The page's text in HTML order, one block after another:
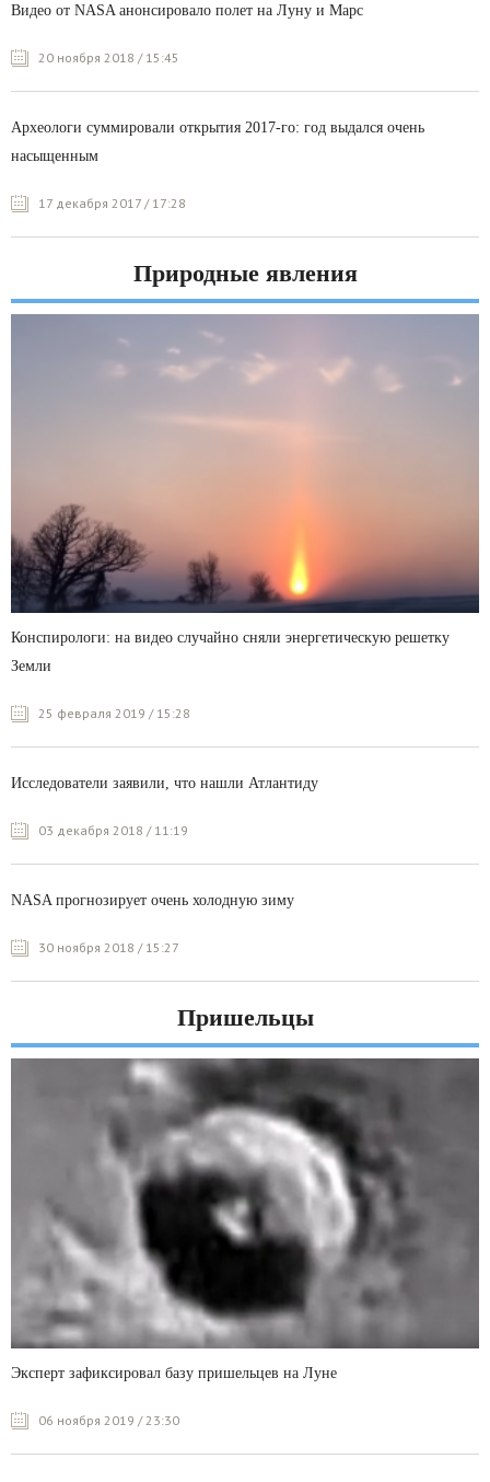
Видео от NASA анонсировало полет на Луну и Марс
20 ноября 2018 / 15:45
Археологи суммировали открытия 2017-го: год выдался очень
насыщенным
17 декабря 2017 / 17:28
Природные явления
Конспирологи: на видео случайно сняли энергетическую решетку
Земли
25 февраля 2019 / 15:28
Исследователи заявили, что нашли Атлантиду
03 декабря 2018 / 11:19
NASA прогнозирует очень холодную зиму
30 ноября 2018 / 15:27
Пришельцы
Эксперт зафиксировал базу пришельцев на Луне
06 ноября 2019 / 23:30